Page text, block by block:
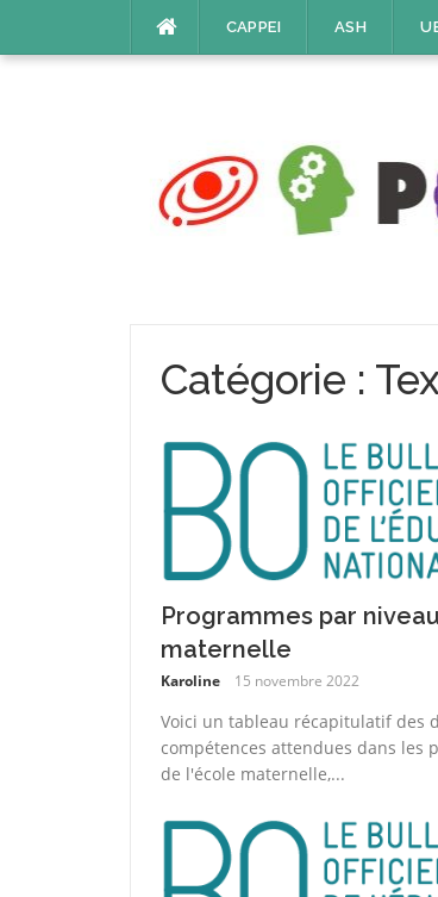
CAPPEI ASH
Catégorie :
Programmes par
maternelle
Karoline 15 novembre 2022
Voici un tableau récapitulatif des
compétences attendues dans les
de l'école maternelle,...